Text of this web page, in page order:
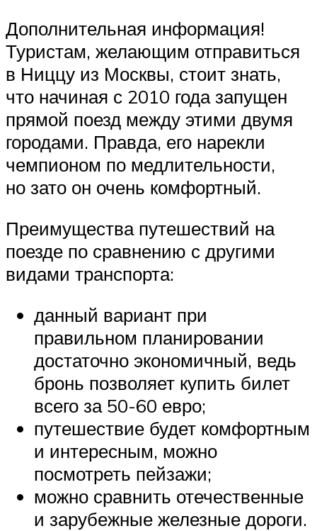
Дополнительная информация!
Туристам, желающим отправиться
в Ниццу из Москвы, стоит знать,
что начиная с 2010 года запущен
прямой поезд между этими двумя
городами. Правда, его нарекли
чемпионом по медлительности,
но зато он очень комфортный.
Преимущества путешествий на
поезде по сравнению с другими
видами транспорта:
данный вариант при
правильном планировании
достаточно экономичный, ведь
бронь позволяет купить билет
всего за 50-60 евро;
путешествие будет комфортным
и интересным, можно
посмотреть пейзажи;
можно сравнить отечественные
и зарубежные железные дороги.